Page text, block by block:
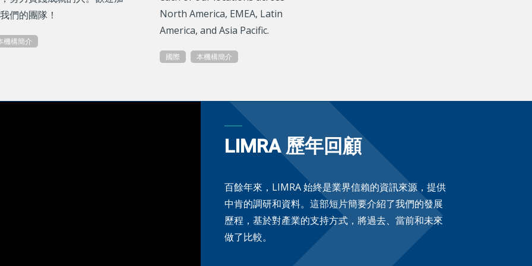
們的團隊！
機構簡介
North America, EMEA, Latin
America, and Asia Pacific.
國際 本機構簡介
LIMRA 歷年回顧
百餘年來，LIMRA 始終是業界信賴的資訊來源，提供
中肯的調研和資料。這部短片簡要介紹了我們的發展
歷程，基於對產業的支持方式，將過去、當前和未來
做了比較。